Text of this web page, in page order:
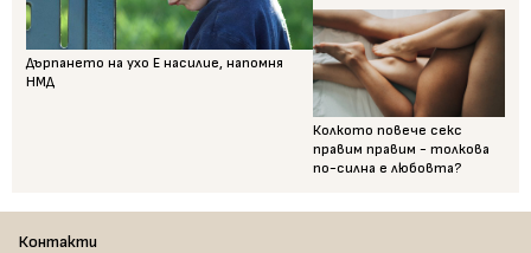
Дърпането на ухо Е насилие, напомня
НМД
Колкото повече секс
правим правим - толкова
по-силна е любовта?
Контакти